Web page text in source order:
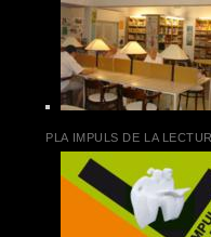
PLA IMPULS DE LA